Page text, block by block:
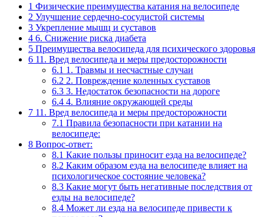
1 Физические преимущества катания на велосипеде
2 Улучшение сердечно-сосудистой системы
3 Укрепление мышц и суставов
4 6. Снижение риска диабета
5 Преимущества велосипеда для психического здоровья
6 11. Вред велосипеда и меры предосторожности
6.1 1. Травмы и несчастные случаи
6.2 2. Повреждение коленных суставов
6.3 3. Недостаток безопасности на дороге
6.4 4. Влияние окружающей среды
7 11. Вред велосипеда и меры предосторожности
7.1 Правила безопасности при катании на
велосипеде:
8 Вопрос-ответ:
8.1 Какие пользы приносит езда на велосипеде?
8.2 Каким образом езда на велосипеде влияет на
психологическое состояние человека?
8.3 Какие могут быть негативные последствия от
езды на велосипеде?
8.4 Может ли езда на велосипеде привести к